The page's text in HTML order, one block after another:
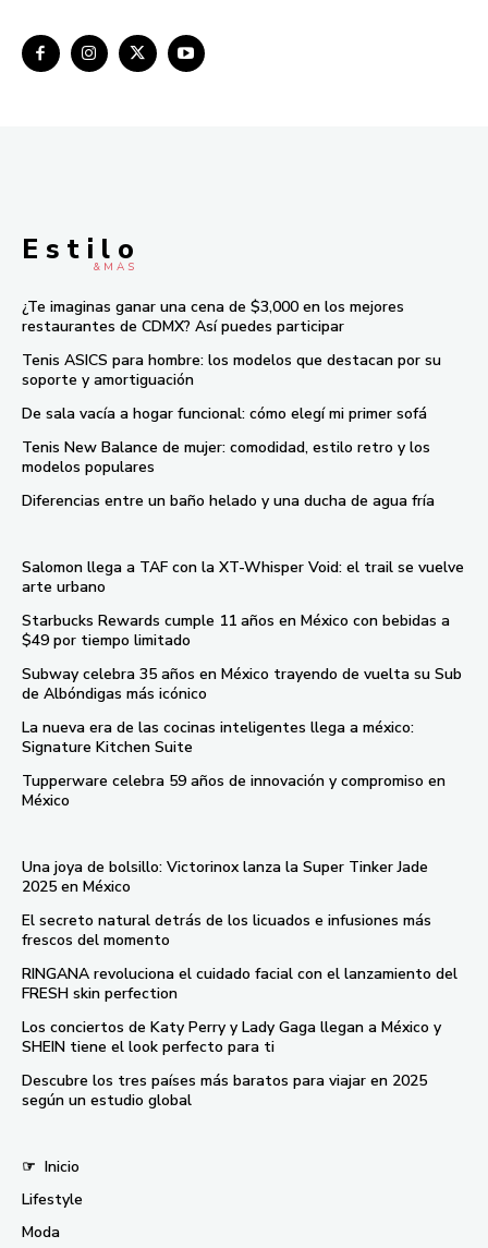
E s t i l o
& M À S
¿Te imaginas ganar una cena de $3,000 en los mejores
restaurantes de CDMX? Así puedes participar
Tenis ASICS para hombre: los modelos que destacan por su
soporte y amortiguación
De sala vacía a hogar funcional: cómo elegí mi primer sofá
Tenis New Balance de mujer: comodidad, estilo retro y los
modelos populares
Diferencias entre un baño helado y una ducha de agua fría
Salomon llega a TAF con la XT-Whisper Void: el trail se vuelve
arte urbano
Starbucks Rewards cumple 11 años en México con bebidas a
$49 por tiempo limitado
Subway celebra 35 años en México trayendo de vuelta su Sub
de Albóndigas más icónico
La nueva era de las cocinas inteligentes llega a méxico:
Signature Kitchen Suite
Tupperware celebra 59 años de innovación y compromiso en
México
Una joya de bolsillo: Victorinox lanza la Super Tinker Jade
2025 en México
El secreto natural detrás de los licuados e infusiones más
frescos del momento
RINGANA revoluciona el cuidado facial con el lanzamiento del
FRESH skin perfection
Los conciertos de Katy Perry y Lady Gaga llegan a México y
SHEIN tiene el look perfecto para ti
Descubre los tres países más baratos para viajar en 2025
según un estudio global
☞ Inicio
Lifestyle
Moda